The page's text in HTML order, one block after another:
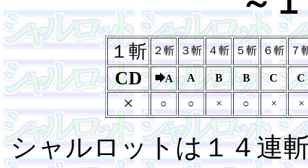
１斬 ２斬 ３斬 ４斬 ５斬 ６斬 ７
CD A A B B C C
× ○ ○ × ○ × ×
シャルロットは１４連